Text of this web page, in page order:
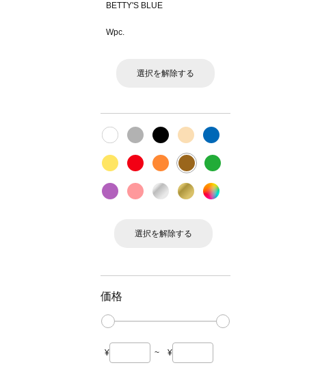
BETTY'S BLUE
Wpc.
選択を解除する
選択を解除する
価格
¥ ~ ¥